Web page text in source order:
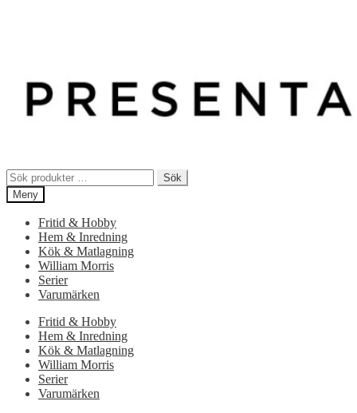
Sök
efter:
Sök
Meny
Fritid & Hobby
Hem & Inredning
Kök & Matlagning
William Morris
Serier
Varumärken
Fritid & Hobby
Hem & Inredning
Kök & Matlagning
William Morris
Serier
Varumärken